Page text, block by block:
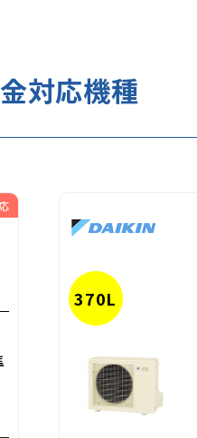
対応機種
370L